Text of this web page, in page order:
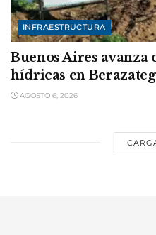
INFRAESTRUCTURA
Buenos Aires
hídricas en
AGOSTO 6, 2026